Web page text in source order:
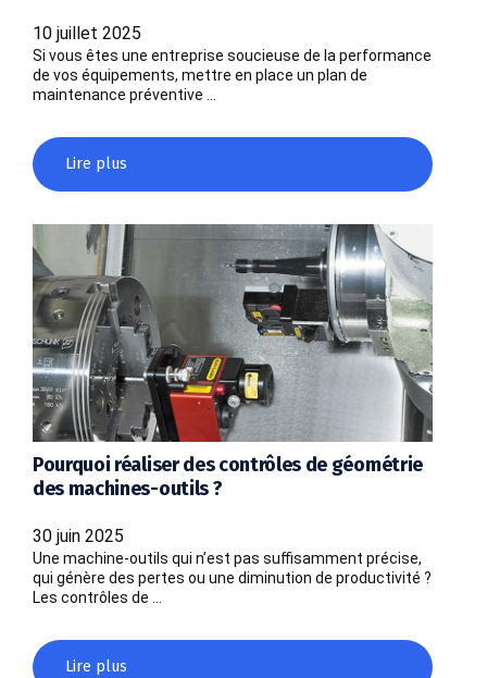
10 juillet 2025
Si vous êtes une entreprise soucieuse de la performance
de vos équipements, mettre en place un plan de
maintenance préventive …
Lire plus
Pourquoi réaliser des contrôles de géométrie
des machines-outils ?
30 juin 2025
Une machine-outils qui n’est pas suffisamment précise,
qui génère des pertes ou une diminution de productivité ?
Les contrôles de …
Lire plus